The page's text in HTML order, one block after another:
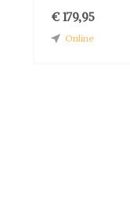
€ 179,95
Online